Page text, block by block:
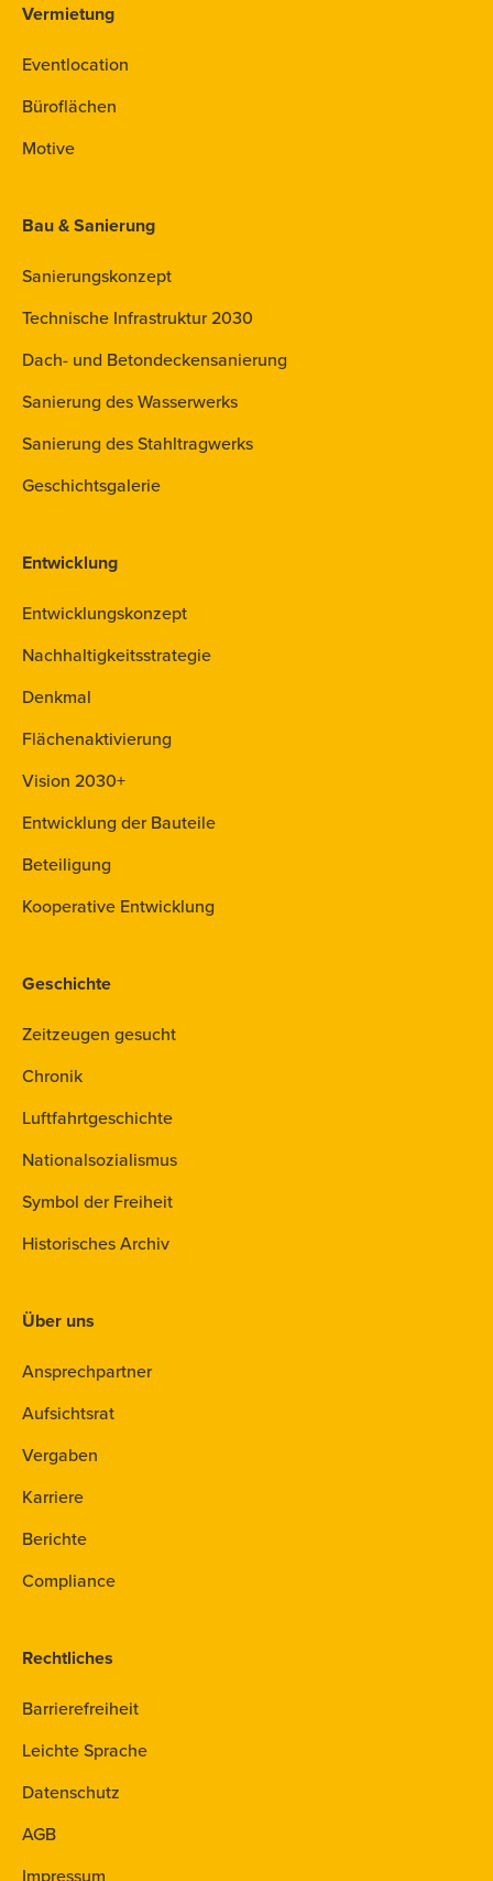
Vermietung
Eventlocation
Büroflächen
Motive
Bau & Sanierung
Sanierungskonzept
Technische Infrastruktur 2030
Dach- und Betondeckensanierung
Sanierung des Wasserwerks
Sanierung des Stahltragwerks
Geschichtsgalerie
Entwicklung
Entwicklungskonzept
Nachhaltigkeitsstrategie
Denkmal
Flächenaktivierung
Vision 2030+
Entwicklung der Bauteile
Beteiligung
Kooperative Entwicklung
Geschichte
Zeitzeugen gesucht
Chronik
Luftfahrtgeschichte
Nationalsozialismus
Symbol der Freiheit
Historisches Archiv
Über uns
Ansprechpartner
Aufsichtsrat
Vergaben
Karriere
Berichte
Compliance
Rechtliches
Barrierefreiheit
Leichte Sprache
Datenschutz
AGB